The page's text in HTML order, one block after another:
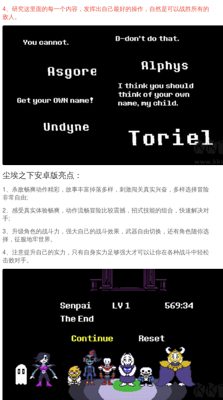
4、研究这里面的每一个内容，发挥出自己最好的操作，自然是可以战胜所有的
敌人。
尘埃之下安卓版亮点：
1、杀敌畅爽动作精彩，故事丰富掉落多样，刺激闯关真实兴奋，多样选择冒险
非常自由;
2、感受真实体验畅爽，动作流畅冒险比较震撼，招式技能的组合，快速解决对
手;
3、升级角色的战斗力，强大自己的战斗效果，武器自由切换，还有角色随你选
择，征服地牢世界。
4、注意提升自己的实力，只有自身实力足够强大才可以让你在各种战斗中轻松
击败对手。